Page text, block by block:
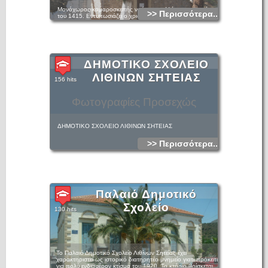
Μονόχωρος καμαροσκεπής ναός με πολλές τοιχογραφίες
του 1415. Εντυπωσιάζει ο χριστολογικός κύκλος ( ιδιαίτερα
ανεπτυγμένος με 17 συνολικά παραστάσεις) και η Δευτέρα
>> Περισσότερα...
Φωτογραφίες Προσεχώς
ΔΗΜΟΤΙΚΟ ΣΧΟΛΕΙΟ
ΛΙΘΙΝΩΝ ΣΗΤΕΙΑΣ
156 hits
ΔΗΜΟΤΙΚΟ ΣΧΟΛΕΙΟ ΛΙΘΙΝΩΝ ΣΗΤΕΙΑΣ
>> Περισσότερα...
Παλαιό Δημοτικό
Σχολείο
130 hits
Το Παλαιό Δημοτικό Σχολείο Λιθίνων Σητείας έχει
χαρακτηριστεί ως ιστορικό διατηρητέο μνημείο γιατί πρόκειται
για πολύ ενδιαφέρον κτίσμα του 1920. Το κτήριο βρίσκεται